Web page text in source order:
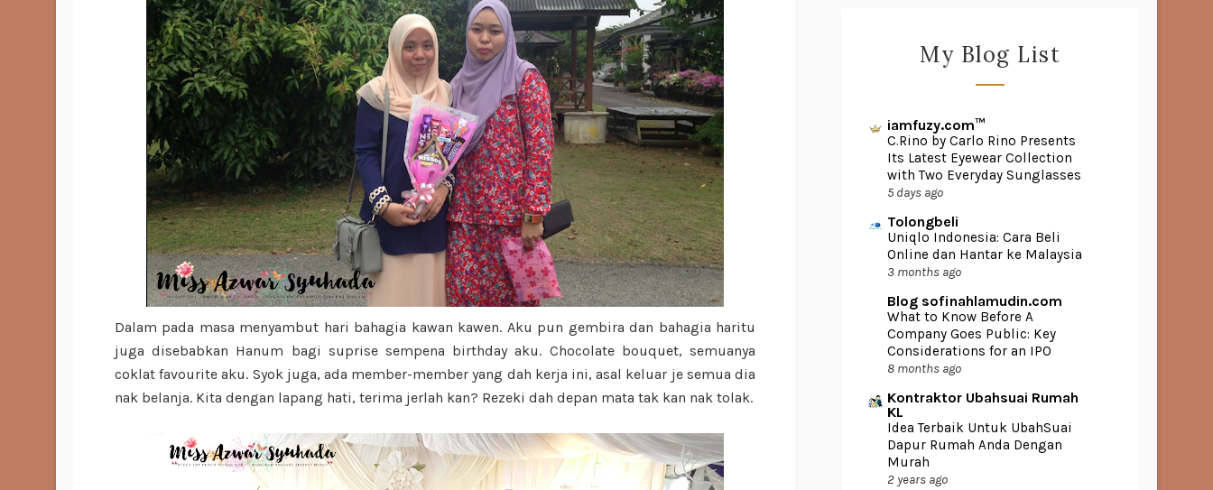
Dalam pada masa menyambut hari bahagia kawan kawen. Aku pun gembira dan bahagia haritu
juga disebabkan Hanum bagi suprise sempena birthday aku. Chocolate bouquet, semuanya
coklat favourite aku. Syok juga, ada member-member yang dah kerja ini, asal keluar je semua dia
nak belanja. Kita dengan lapang hati, terima jerlah kan? Rezeki dah depan mata tak kan nak tolak.
My Blog List
iamfuzy.com™
C.Rino by Carlo Rino Presents
Its Latest Eyewear Collection
with Two Everyday Sunglasses
5 days ago
Tolongbeli
Uniqlo Indonesia: Cara Beli
Online dan Hantar ke Malaysia
3 months ago
Blog sofinahlamudin.com
What to Know Before A
Company Goes Public: Key
Considerations for an IPO
8 months ago
Kontraktor Ubahsuai Rumah
KL
Idea Terbaik Untuk UbahSuai
Dapur Rumah Anda Dengan
Murah
2 years ago